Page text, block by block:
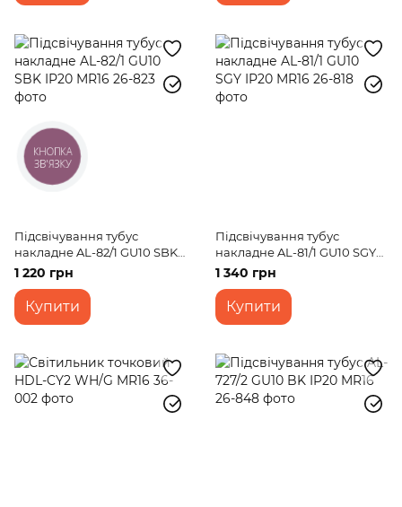
Підсвічування тубус
накладне AL-82/1 GU10 SBK
IP20 MR16
1 220 грн
Купити
Підсвічування тубус
накладне AL-81/1 GU10 SGY
IP20 MR16
1 340 грн
Купити
КНОПКА
ЗВ'ЯЗКУ